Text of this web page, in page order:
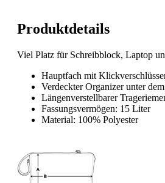
Produktdetails
Viel Platz für Schreibblock, Laptop
Hauptfach mit
Verdeckter Organizer unter
Längenverstellbarer
Fassungsvermögen: 15 Liter
Material: 100% Polyester